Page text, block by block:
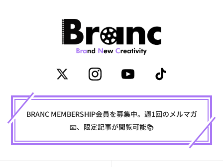
BRANC MEMBERSHIP会員を募集中。週1回のメルマガ
📧、限定記事が閲覧可能📚